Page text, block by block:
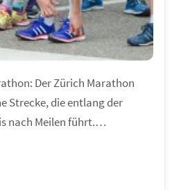
Der Zürich Marathon
Strecke, die entlang der
nach Meilen führt.…